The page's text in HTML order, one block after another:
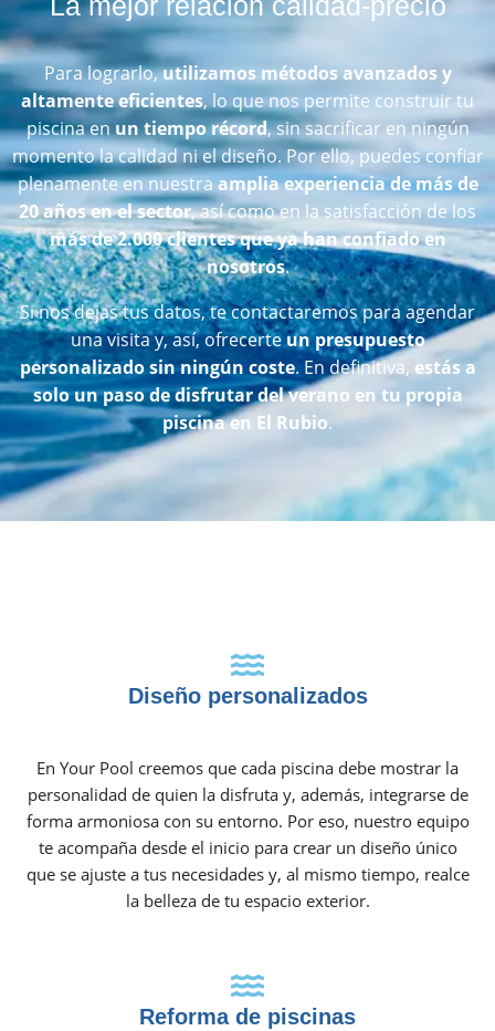
Para lograrlo,utilizamos métodos avanzados y
altamente eficientes, lo que nos permite construir tu
piscina en un tiempo récord, sin sacrificar en ningún
momento la calidad ni el diseño. Por ello, puedes confiar
plenamente en nuestraamplia experiencia de más de
20 años en el sector, así como en la satisfacción de los
más de 2.000 clientes que ya han confiado en
nosotros.
Si nos dejas tus datos, te contactaremos para agendar
una visita y, así, ofrecerteun presupuesto
personalizado sin ningún coste. En definitiva, estás a
solo un paso de disfrutar del verano en tu propia
piscina en El Rubio.
Diseño personalizados
En Your Pool creemos que cada piscina debe mostrar la
personalidad de quien la disfruta y, además, integrarse de
forma armoniosa con su entorno. Por eso, nuestro equipo
te acompaña desde el inicio para crear un diseño único
que se ajuste a tus necesidades y, al mismo tiempo, realce
la belleza de tu espacio exterior.
Reforma de piscinas